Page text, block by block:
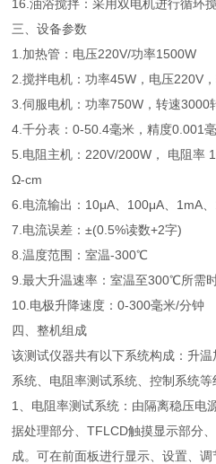
16.油浴搅拌：采用双电机进行循环
三、设备参数
1.加热管：电压220V/功率1500W
2.搅拌电机：功率45W，电压220V
3.伺服电机：功率750W，转速3000
4.千分表：0-50.4毫米，精度0.001
5.电阻主机：220V/200W， 电阻率
Ω-cm
6.电流输出：10μA、100μA、1mA
7.电流误差：±(0.5%读数+2字)
8.温度范围：室温-300℃
9.最大升温速率：室温至300℃所需
10.电极升降速度：0-300毫米/分钟
四、整机组成
该测试仪器共有以下系统构成：升
系统、电阻率测试系统、控制系统等
1、电阻率测试系统：由隔离稳压电
据处理部分、TFLCD触摸显示部分
成。可在前面板进行显示、设置、调